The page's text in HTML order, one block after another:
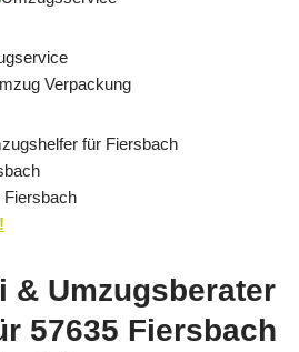
& Umzugsberater
57635 Fiersbach